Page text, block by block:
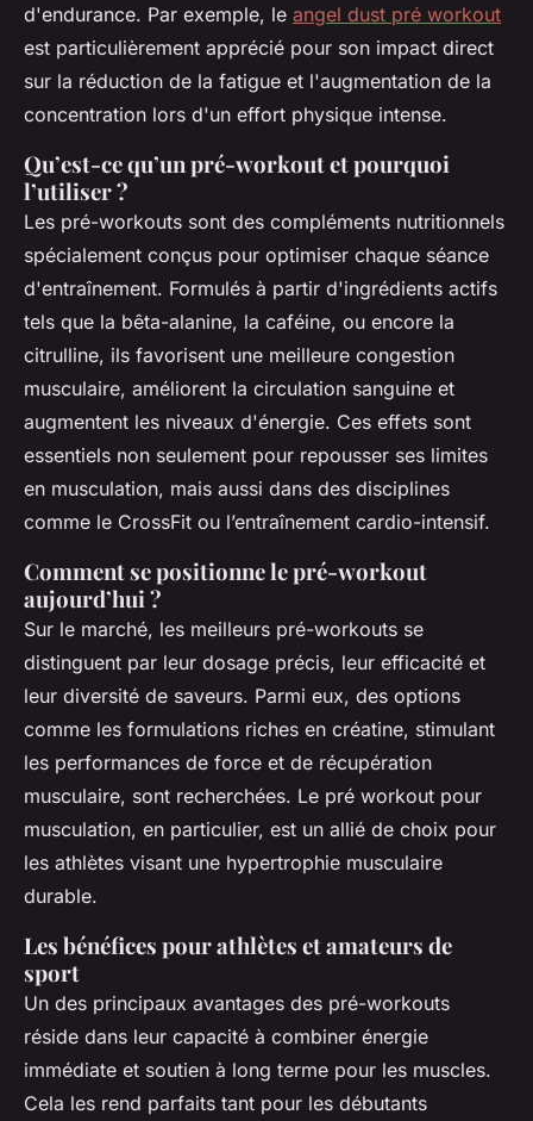
d'endurance. Par exemple, le angel dust pré workout
est particulièrement apprécié pour son impact direct
sur la réduction de la fatigue et l'augmentation de la
concentration lors d'un effort physique intense.
Qu’est-ce qu’un pré-workout et pourquoi
l’utiliser ?
Les pré-workouts sont des compléments nutritionnels
spécialement conçus pour optimiser chaque séance
d'entraînement. Formulés à partir d'ingrédients actifs
tels que la bêta-alanine, la caféine, ou encore la
citrulline, ils favorisent une meilleure congestion
musculaire, améliorent la circulation sanguine et
augmentent les niveaux d'énergie. Ces effets sont
essentiels non seulement pour repousser ses limites
en musculation, mais aussi dans des disciplines
comme le CrossFit ou l’entraînement cardio-intensif.
Comment se positionne le pré-workout
aujourd’hui ?
Sur le marché, les meilleurs pré-workouts se
distinguent par leur dosage précis, leur efficacité et
leur diversité de saveurs. Parmi eux, des options
comme les formulations riches en créatine, stimulant
les performances de force et de récupération
musculaire, sont recherchées. Le pré workout pour
musculation, en particulier, est un allié de choix pour
les athlètes visant une hypertrophie musculaire
durable.
Les bénéfices pour athlètes et amateurs de
sport
Un des principaux avantages des pré-workouts
réside dans leur capacité à combiner énergie
immédiate et soutien à long terme pour les muscles.
Cela les rend parfaits tant pour les débutants